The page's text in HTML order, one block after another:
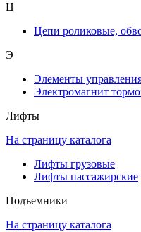
Ц
Цепи роликовые,
Э
Элементы
Электромагнит
Лифты
На страницу каталога
Лифты грузовые
Лифты пассажирские
Подъемники
На страницу каталога